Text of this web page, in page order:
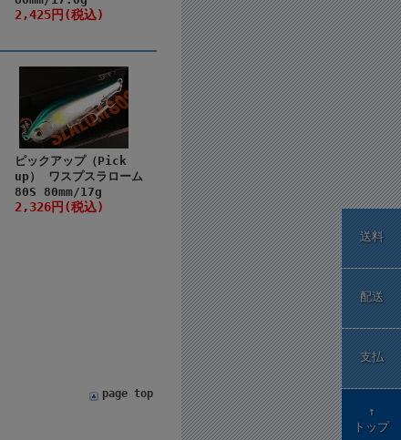
2,425円(税込)
ピックアップ（Pick
up） ワスプスラローム
80S 80mm/17g
2,326円(税込)
page top
送料
配送
支払
↑
トップ